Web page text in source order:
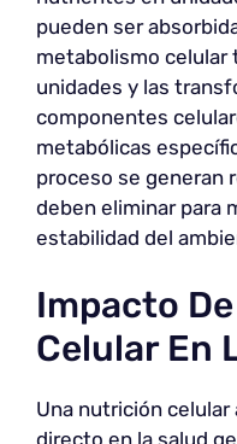
pueden ser
metabolismo celular
unidades y las
componentes
metabólicas
proceso se generan
deben eliminar para
estabilidad del
Impacto
Celular En
Una nutrición